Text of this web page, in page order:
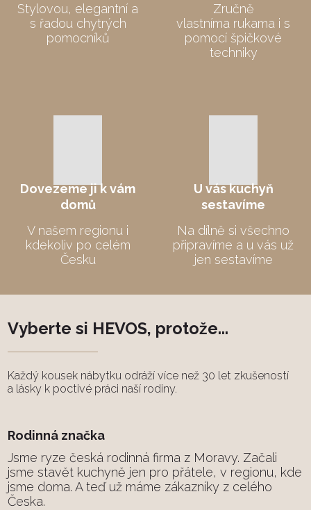
Stylovou, elegantní a
s řadou chytrých
pomocníků
Zručně
vlastníma rukama i s
pomocí špičkové
techniky
Dovezemeji k vám
domů
V našem regionu i
kdekoliv po celém
Česku
U vás kuchyň
sestavíme
Na dílně si všechno
připravíme a u vás už
jen sestavíme
Vyberte si HEVOS, protože...
Každý kousek nábytku odráží více než 30 let zkušeností
a lásky k poctivé práci naší rodiny.
Rodinná značka
Jsme ryze česká rodinná firma z Moravy. Začali
jsme stavět kuchyně jen pro přátele, v regionu, kde
jsme doma. A teď už máme zákazníky z celého
Česka.